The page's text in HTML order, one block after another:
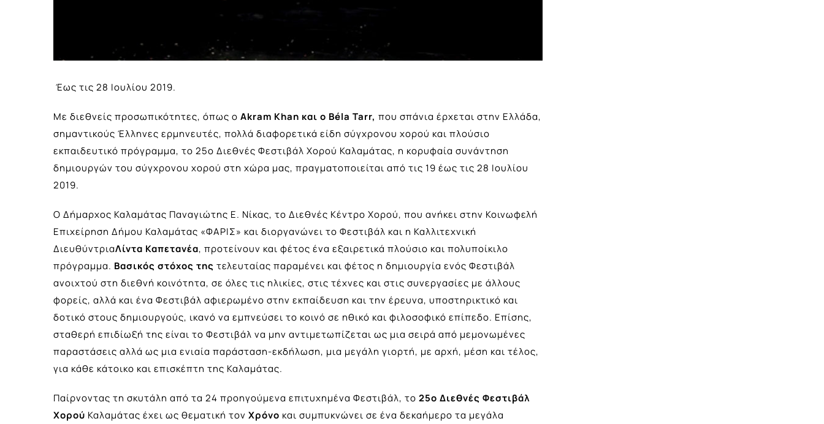
Έως τις 28 Ιουλίου 2019.
Με διεθνείς προσωπικότητες, όπως ο Akram Khan και ο Béla Tarr, που σπάνια έρχεται στην Ελλάδα,
σημαντικούς Έλληνες ερμηνευτές, πολλά διαφορετικά είδη σύγχρονου χορού και πλούσιο
εκπαιδευτικό πρόγραμμα, το 25ο Διεθνές Φεστιβάλ Χορού Καλαμάτας, η κορυφαία συνάντηση
δημιουργών του σύγχρονου χορού στη χώρα μας, πραγματοποιείται από τις 19 έως τις 28 Ιουλίου
2019.
Ο Δήμαρχος Καλαμάτας Παναγιώτης Ε. Νίκας, το Διεθνές Κέντρο Χορού, που ανήκει στην Κοινωφελή
Επιχείρηση Δήμου Καλαμάτας «ΦΑΡΙΣ» και διοργανώνει το Φεστιβάλ και η Καλλιτεχνική
ΔιευθύντριαΛίντα Καπετανέα, προτείνουν και φέτος ένα εξαιρετικά πλούσιο και πολυποίκιλο
πρόγραμμα. Βασικός στόχος της τελευταίας παραμένει και φέτος η δημιουργία ενός Φεστιβάλ
ανοιχτού στη διεθνή κοινότητα, σε όλες τις ηλικίες, στις τέχνες και στις συνεργασίες με άλλους
φορείς, αλλά και ένα Φεστιβάλ αφιερωμένο στην εκπαίδευση και την έρευνα, υποστηρικτικό και
δοτικό στους δημιουργούς, ικανό να εμπνεύσει το κοινό σε ηθικό και φιλοσοφικό επίπεδο. Επίσης,
σταθερή επιδίωξή της είναι το Φεστιβάλ να μην αντιμετωπίζεται ως μια σειρά από μεμονωμένες
παραστάσεις αλλά ως μια ενιαία παράσταση-εκδήλωση, μια μεγάλη γιορτή, με αρχή, μέση και τέλος,
για κάθε κάτοικο και επισκέπτη της Καλαμάτας.
Παίρνοντας τη σκυτάλη από τα 24 προηγούμενα επιτυχημένα Φεστιβάλ, το 25ο Διεθνές Φεστιβάλ
Χορού Καλαμάτας έχει ως θεματική τον Χρόνο και συμπυκνώνει σε ένα δεκαήμερο τα μεγάλα